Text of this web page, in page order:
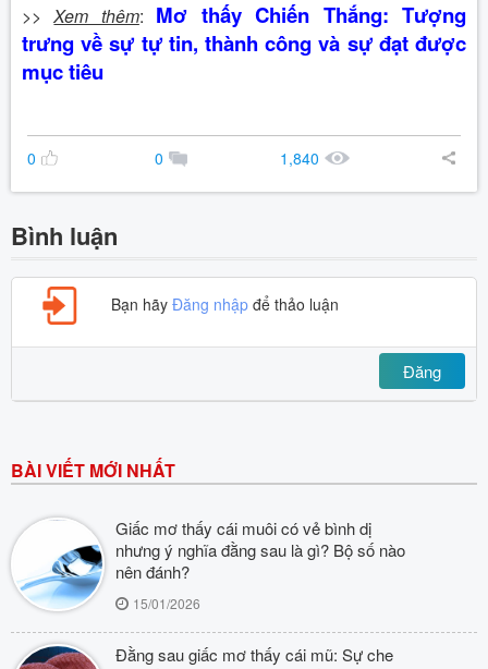
>>Xem thêm: Mơ thấy Chiến Thắng: Tượng
trưng về sự tự tin, thành công và sự đạt được
mục tiêu
0 0 1,840
Bình luận
Bạn hãy Đăng nhập để thảo luận
Đăng
BÀI VIẾT MỚI NHẤT
Giấc mơ thấy cái muôi có vẻ bình dị
nhưng ý nghĩa đằng sau là gì? Bộ số nào
nên đánh?
15/01/2026
Đằng sau giấc mơ thấy cái mũ: Sự che